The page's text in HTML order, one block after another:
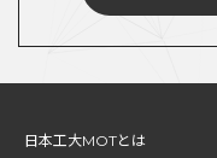
日本工大MOTとは